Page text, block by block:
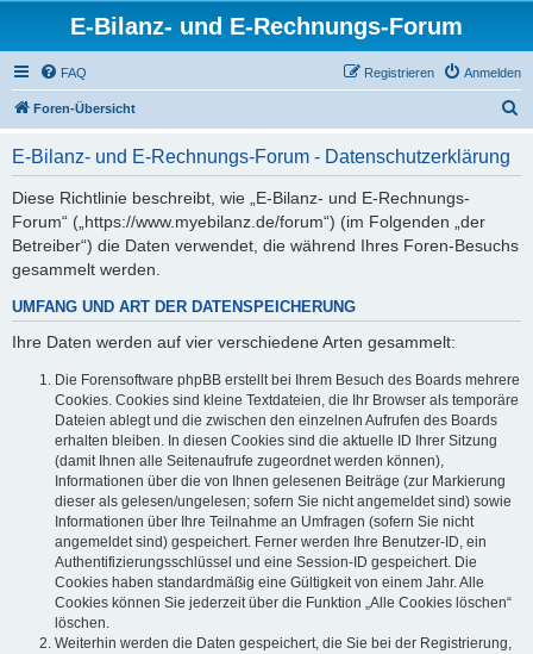
E-Bilanz- und E-Rechnungs-Forum
FAQ Anmelden
Registrieren
Foren-Übersicht
E-Bilanz- und E-Rechnungs-Forum - Datenschutzerklärung
Diese Richtlinie beschreibt, wie „E-Bilanz- und E-Rechnungs-
Forum“ („https://www.myebilanz.de/forum“) (im Folgenden „der
Betreiber“) die Daten verwendet, die während Ihres Foren-Besuchs
gesammelt werden.
UMFANG UND ART DER DATENSPEICHERUNG
Ihre Daten werden auf vier verschiedene Arten gesammelt:
Die Forensoftware phpBB erstellt bei Ihrem Besuch des Boards mehrere
Cookies. Cookies sind kleine Textdateien, die Ihr Browser als temporäre
Dateien ablegt und die zwischen den einzelnen Aufrufen des Boards
erhalten bleiben. In diesen Cookies sind die aktuelle ID Ihrer Sitzung
(damit Ihnen alle Seitenaufrufe zugeordnet werden können),
Informationen über die von Ihnen gelesenen Beiträge (zur Markierung
dieser als gelesen/ungelesen; sofern Sie nicht angemeldet sind) sowie
Informationen über Ihre Teilnahme an Umfragen (sofern Sie nicht
angemeldet sind) gespeichert. Ferner werden Ihre Benutzer-ID, ein
Authentifizierungsschlüssel und eine Session-ID gespeichert. Die
Cookies haben standardmäßig eine Gültigkeit von einem Jahr. Alle
Cookies können Sie jederzeit über die Funktion „Alle Cookies löschen“
löschen.
Weiterhin werden die Daten gespeichert, die Sie bei der Registrierung,